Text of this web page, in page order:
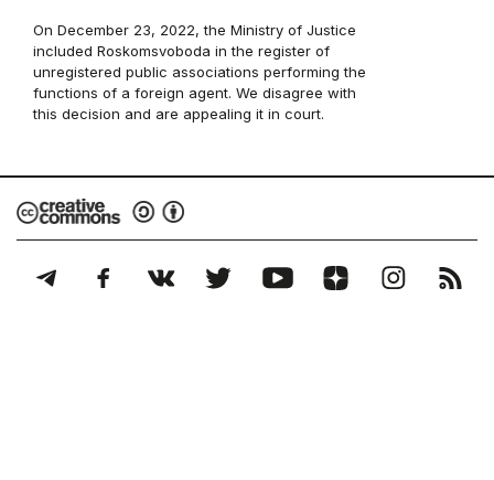
On December 23, 2022, the Ministry of Justice
included Roskomsvoboda in the register of
unregistered public associations performing the
functions of a foreign agent. We disagree with
this decision and are appealing it in court.